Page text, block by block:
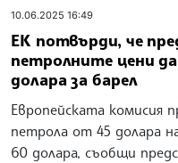
10.06.2025 16:49
ЕК потвърди, че
петролните цени
долара за барел
Европейската комисия
петрола от 45 долара
60 долара, съобщи